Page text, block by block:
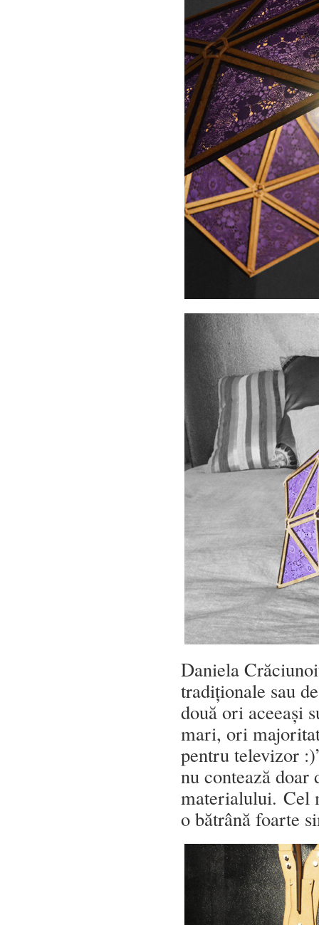
Daniela
tradiționale sau
două ori aceeași
mari, ori
pentru televizor
nu contează
materialului. Cel
o bătrână foarte